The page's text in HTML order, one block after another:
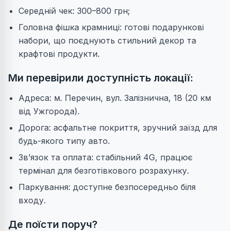
Середній чек: 300–800 грн;
Головна фішка крамниці: готові подарункові
набори, що поєднують стильний декор та
крафтові продукти.
Ми перевірили доступність локації:
Адреса: м. Перечин, вул. Залізнична, 18 (20 км
від Ужгорода).
Дорога: асфальтне покриття, зручний заїзд для
будь-якого типу авто.
Зв’язок та оплата: стабільний 4G, працює
термінал для безготівкового розрахунку.
Паркування: доступне безпосередньо біля
входу.
Де поїсти поруч?